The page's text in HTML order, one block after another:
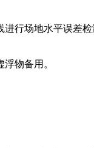
行场地水平误差
物备用。